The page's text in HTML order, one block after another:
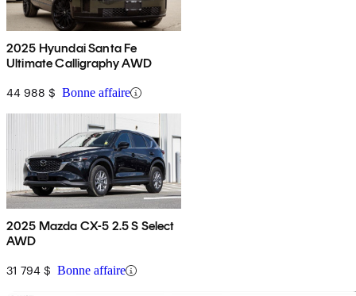
2025 Hyundai Santa Fe
Ultimate Calligraphy AWD
44 988 $ Bonne affaire
2025 Mazda CX-5 2.5 S Select
AWD
31 794 $ Bonne affaire